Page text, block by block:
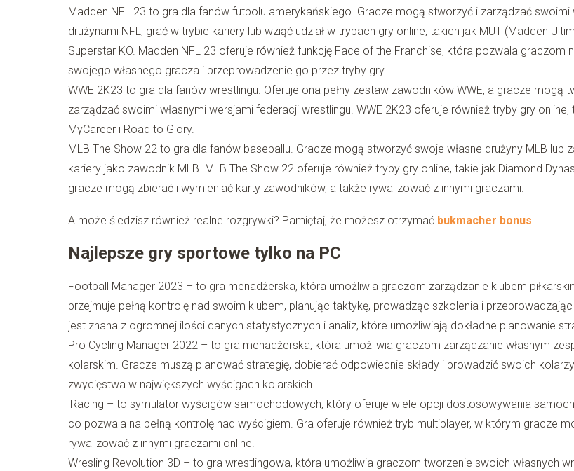
Madden NFL 23 to gra dla fanów futbolu amerykańskiego. Gracze mogą stworzyć i zarządzać swoimi
drużynami NFL, grać w trybie kariery lub wziąć udział w trybach gry online, takich jak MUT (Madden
Superstar KO. Madden NFL 23 oferuje również funkcję Face of the Franchise, która pozwala graczom
swojego własnego gracza i przeprowadzenie go przez tryby gry.
WWE 2K23 to gra dla fanów wrestlingu. Oferuje ona pełny zestaw zawodników WWE, a gracze mogą
zarządzać swoimi własnymi wersjami federacji wrestlingu. WWE 2K23 oferuje również tryby gry online,
MyCareer i Road to Glory.
MLB The Show 22 to gra dla fanów baseballu. Gracze mogą stworzyć swoje własne drużyny MLB lub
kariery jako zawodnik MLB. MLB The Show 22 oferuje również tryby gry online, takie jak Diamond
gracze mogą zbierać i wymieniać karty zawodników, a także rywalizować z innymi graczami.
A może śledzisz również realne rozgrywki? Pamiętaj, że możesz otrzymać bukmacher bonus.
Najlepsze gry sportowe tylko na PC
Football Manager 2023 – to gra menadżerska, która umożliwia graczom zarządzanie klubem
przejmuje pełną kontrolę nad swoim klubem, planując taktykę, prowadząc szkolenia i
jest znana z ogromnej ilości danych statystycznych i analiz, które umożliwiają dokładne planowanie
Pro Cycling Manager 2022 – to gra menadżerska, która umożliwia graczom zarządzanie własnym
kolarskim. Gracze muszą planować strategię, dobierać odpowiednie składy i prowadzić swoich
zwycięstwa w największych wyścigach kolarskich.
iRacing – to symulator wyścigów samochodowych, który oferuje wiele opcji dostosowywania
co pozwala na pełną kontrolę nad wyścigiem. Gra oferuje również tryb multiplayer, w którym gracze
rywalizować z innymi graczami online.
Wresling Revolution 3D – to gra wrestlingowa, która umożliwia graczom tworzenie swoich własnych